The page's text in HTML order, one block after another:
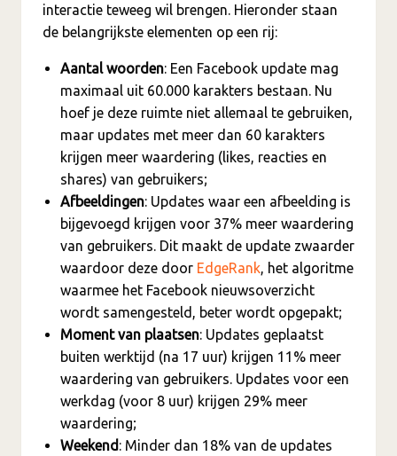
interactie teweeg wil brengen. Hieronder staan
de belangrijkste elementen op een rij:
Aantal woorden: Een Facebook update mag
maximaal uit 60.000 karakters bestaan. Nu
hoef je deze ruimte niet allemaal te gebruiken,
maar updates met meer dan 60 karakters
krijgen meer waardering (likes, reacties en
shares) van gebruikers;
Afbeeldingen: Updates waar een afbeelding is
bijgevoegd krijgen voor 37% meer waardering
van gebruikers. Dit maakt de update zwaarder
waardoor deze door EdgeRank, het algoritme
waarmee het Facebook nieuwsoverzicht
wordt samengesteld, beter wordt opgepakt;
Moment van plaatsen: Updates geplaatst
buiten werktijd (na 17 uur) krijgen 11% meer
waardering van gebruikers. Updates voor een
werkdag (voor 8 uur) krijgen 29% meer
waardering;
Weekend: Minder dan 18% van de updates